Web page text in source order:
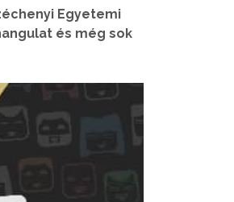
Egyetemi
és még sok